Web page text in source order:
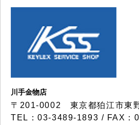
川手金物店
〒201-0002 東京都狛江市東
TEL：03-3489-1893 / FAX：